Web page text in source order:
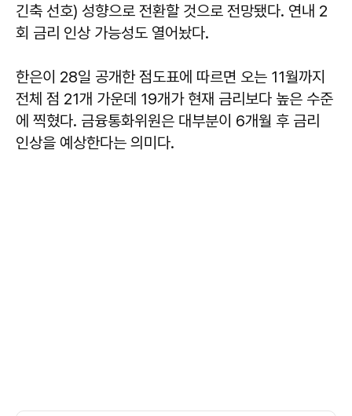
긴축 선호) 성향으로 전환할 것으로 전망됐다. 연내 2
회 금리 인상 가능성도 열어놨다.
한은이 28일 공개한 점도표에 따르면 오는 11월까지
전체 점 21개 가운데 19개가 현재 금리보다 높은 수준
에 찍혔다. 금융통화위원은 대부분이 6개월 후 금리
인상을 예상한다는 의미다.